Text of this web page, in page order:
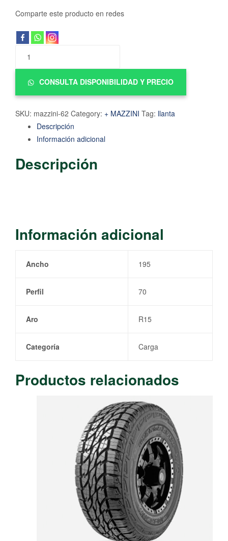
Comparte este producto en redes
CONSULTA DISPONIBILIDAD Y PRECIO
SKU: mazzini-62 Category: + MAZZINI Tag: llanta
Descripción
Información adicional
Descripción
Información adicional
Ancho 195
Perfil 70
Aro R15
Categoría Carga
Productos relacionados